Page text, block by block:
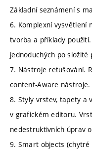
Základní seznámení s
6. Komplexní vysvětlení
tvorba a příklady
jednoduchých po složité
7. Nástroje retušování.
content-Aware
8. Styly vrstev, tapety a
v grafickém editoru.
nedestruktivních úprav
9. Smart objects